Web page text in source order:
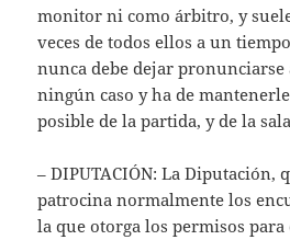
monitor ni como árbitro, y
veces de todos ellos a un
nunca debe dejar pronunciarse
ningún caso y ha de
posible de la partida, y de la
– DIPUTACIÓN: La Diputación,
patrocina normalmente los
la que otorga los permisos